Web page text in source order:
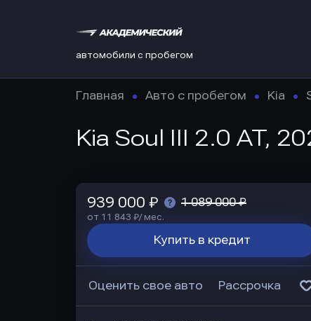
автомобили с пробегом
Главная Авто с пробегом Kia
Kia Soul III 2.0 AT,
939 000 ₽ 1 089 000 ₽
от 11 843 ₽/ мес.
Купить в кредит
Оценить свое авто Рассрочка